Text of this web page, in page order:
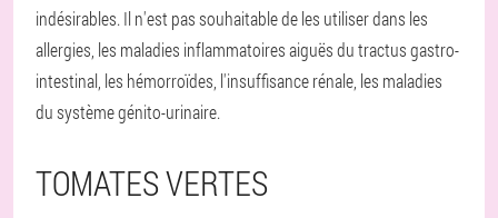
indésirables. Il n'est pas souhaitable de les utiliser dans les
allergies, les maladies inflammatoires aiguës du tractus gastro-
intestinal, les hémorroïdes, l'insuffisance rénale, les maladies
du système génito-urinaire.
TOMATES VERTES